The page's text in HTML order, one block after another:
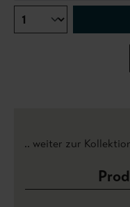
.. weiter zur